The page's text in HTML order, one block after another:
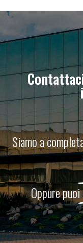
Siamo a
Oppure puoi